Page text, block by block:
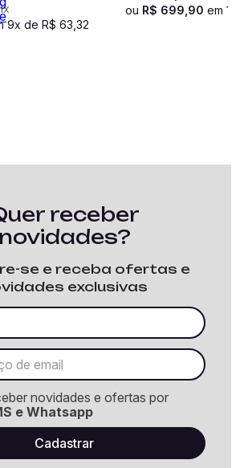
9x de R$ 63 32
ou R$ 699 90 em 10
receber
novidades?
se e receba ofertas e
exclusivas
novidades e ofertas por
e Whatsapp